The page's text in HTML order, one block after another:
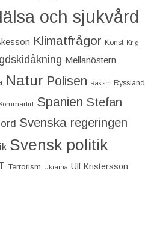
och sjukvård
Klimatfrågor Konst Krig
Mellanöstern
Natur Polisen Rasism Ryssland
Spanien Stefan
Svenska regeringen
Svensk politik
Terrorism Ukraina Ulf Kristersson